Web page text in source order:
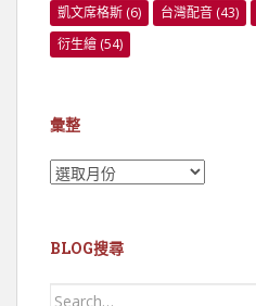
凱文席格斯 (6) 台灣配音 (43)
衍生繪 (54)
彙整
彙
BLOG搜尋
Search